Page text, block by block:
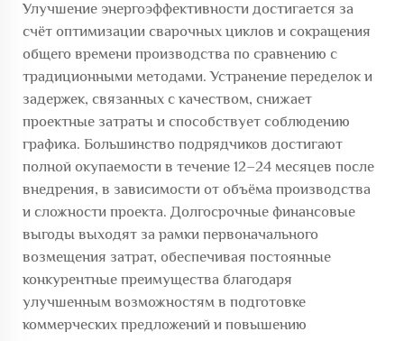
Улучшение энергоэффективности достигается за
счёт оптимизации сварочных циклов и сокращения
общего времени производства по сравнению с
традиционными методами. Устранение переделок и
задержек, связанных с качеством, снижает
проектные затраты и способствует соблюдению
графика. Большинство подрядчиков достигают
полной окупаемости в течение 12–24 месяцев после
внедрения, в зависимости от объёма производства
и сложности проекта. Долгосрочные финансовые
выгоды выходят за рамки первоначального
возмещения затрат, обеспечивая постоянные
конкурентные преимущества благодаря
улучшенным возможностям в подготовке
коммерческих предложений и повышению